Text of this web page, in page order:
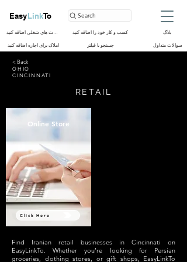
EasyLinkTo
فرصت های شغلی اضافه کنید
املاک برای اجاره اضافه کنید
Search
کسب و کار خود را اضافه کنید
جستجو با فیلتر
بلاگ
سوالات متداول
< Back
OHIO
CINCINNATI
RETAIL
Online Store
Click Here
Find Iranian retail businesses in Cincinnati on
EasyLinkTo. Whether you’re looking for Persian
groceries, clothing stores, or gift shops, EasyLinkTo